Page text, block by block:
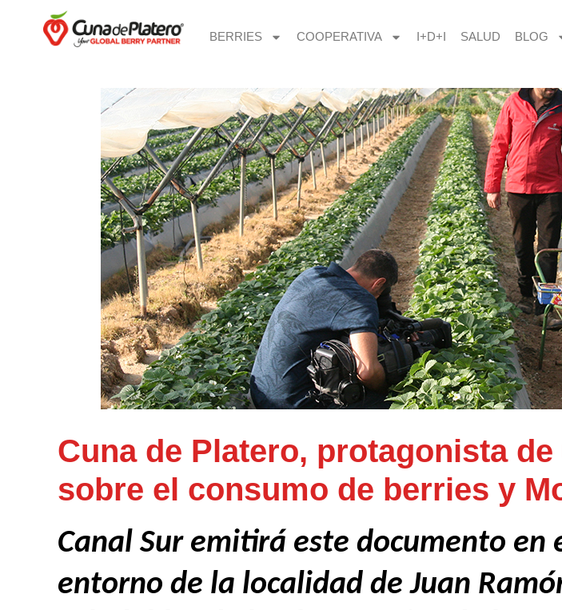
BERRIES COOPERATIVA I+D+I SALUD BLOG
Cuna de Platero, protagonista de
sobre el consumo de berries y
Canal Sur emitirá este documento en
entorno de la localidad de Juan